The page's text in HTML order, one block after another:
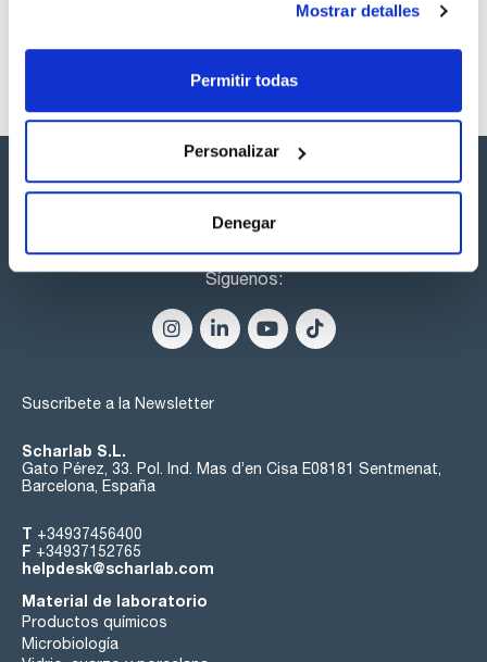
Mostrar detalles
Permitir todas
Personalizar
Denegar
Síguenos:
Suscríbete a la Newsletter
Scharlab S.L.
Gato Pérez, 33. Pol. Ind. Mas d’en Cisa E08181 Sentmenat,
Barcelona, España
T +34937456400
F +34937152765
helpdesk@scharlab.com
Material de laboratorio
Productos químicos
Microbiología